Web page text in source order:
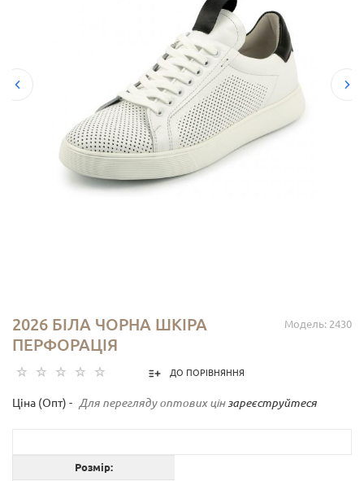
Модель: 2430
2026 БІЛА ЧОРНА ШКІРА
ПЕРФОРАЦІЯ
ДО ПОРІВНЯННЯ
Ціна (Опт) - Для перегляду оптових цін зареєструйтеся
Розмір: